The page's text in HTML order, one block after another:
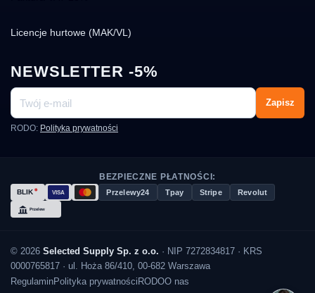
Licencje hurtowe (MAK/VL)
NEWSLETTER -5%
Zapisz
RODO: Polityka prywatności
BEZPIECZNE PŁATNOŚCI:
Przelewy24 Tpay Stripe Revolut
© 2026 Selected Supply Sp. z o.o. · NIP 7272834817 · KRS
0000765817 · ul. Hoża 86/410, 00-682 Warszawa
RegulaminPolityka prywatności RODOO nas